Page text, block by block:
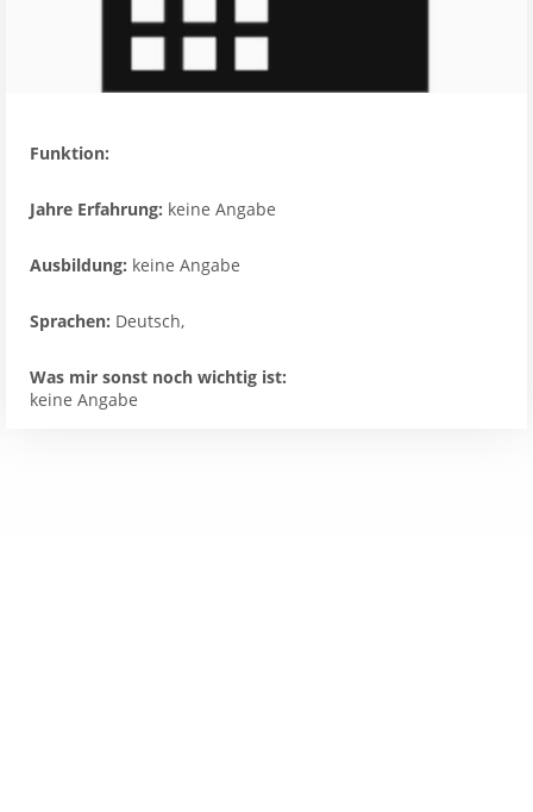
Funktion:
Jahre Erfahrung: keine Angabe
Ausbildung: keine Angabe
Sprachen: Deutsch,
Was mir sonst noch wichtig ist:
keine Angabe